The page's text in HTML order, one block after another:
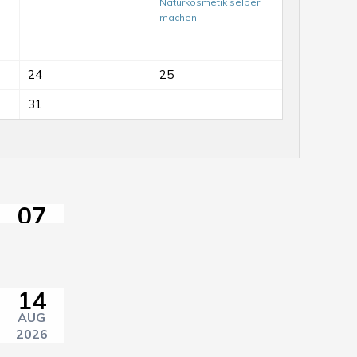
machen
24
25
31
07
Mach-
Tag
14
AUG
2026
Café